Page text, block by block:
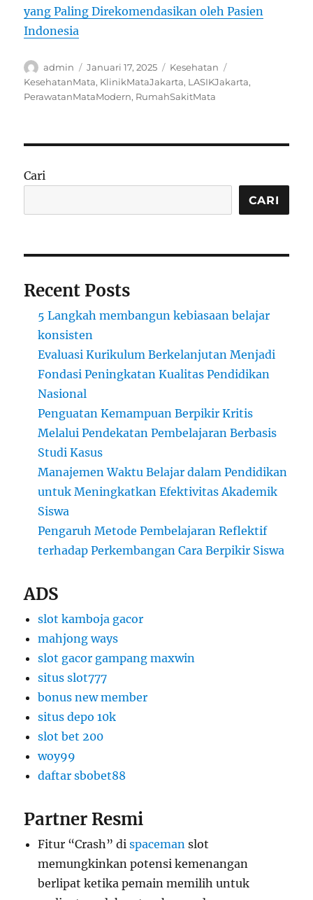
yang Paling Direkomendasikan oleh Pasien
Indonesia
Author
admin
Posted
on
Januari 17, 2025 Categories
Kesehatan
KesehatanMata, KlinikMataJakarta, LASIKJakarta,
PerawatanMataModern, RumahSakitMata
Cari
CARI
Recent Posts
5 Langkah membangun kebiasaan belajar
konsisten
Evaluasi Kurikulum Berkelanjutan Menjadi
Fondasi Peningkatan Kualitas Pendidikan
Nasional
Penguatan Kemampuan Berpikir Kritis
Melalui Pendekatan Pembelajaran Berbasis
Studi Kasus
Manajemen Waktu Belajar dalam Pendidikan
untuk Meningkatkan Efektivitas Akademik
Siswa
Pengaruh Metode Pembelajaran Reflektif
terhadap Perkembangan Cara Berpikir Siswa
ADS
slot kamboja gacor
mahjong ways
slot gacor gampang maxwin
situs slot777
bonus new member
situs depo 10k
slot bet 200
woy99
daftar sbobet88
Partner Resmi
Fitur “Crash” dispaceman slot
memungkinkan potensi kemenangan
berlipat ketika pemain memilih untuk